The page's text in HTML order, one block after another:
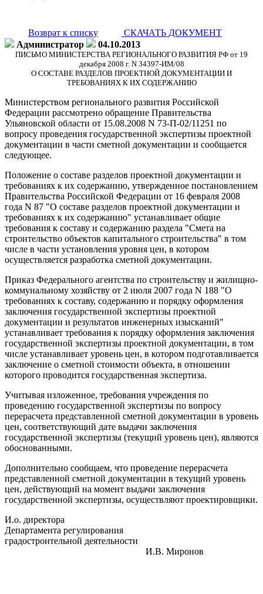
Возврат к списку
СКАЧАТЬ ДОКУМЕНТ
Администратор
04.10.2013
ПИСЬМО МИНИСТЕРСТВА РЕГИОНАЛЬНОГО РАЗВИТИЯ РФ от 19
декабря 2008 г. N 34397-ИМ/08
О СОСТАВЕ РАЗДЕЛОВ ПРОЕКТНОЙ ДОКУМЕНТАЦИИ И
ТРЕБОВАНИЯХ К ИХ СОДЕРЖАНИЮ
Министерством регионального развития Российской
Федерации рассмотрено обращение Правительства
Ульяновской области от 15.08.2008 N 73-П-02/11251 по
вопросу проведения государственной экспертизы проектной
документации в части сметной документации и сообщается
следующее.
Положение о составе разделов проектной документации и
требованиях к их содержанию, утвержденное постановлением
Правительства Российской Федерации от 16 февраля 2008
года N 87 "О составе разделов проектной документации и
требованиях к их содержанию" устанавливает общие
требования к составу и содержанию раздела "Смета на
строительство объектов капитального строительства" в том
числе в части установления уровня цен, в котором
осуществляется разработка сметной документации.
Приказ Федерального агентства по строительству и жилищно-
коммунальному хозяйству от 2 июля 2007 года N 188 "О
требованиях к составу, содержанию и порядку оформления
заключения государственной экспертизы проектной
документации и результатов инженерных изысканий"
устанавливает требования к порядку оформления заключения
государственной экспертизы проектной документации, в том
числе устанавливает уровень цен, в котором подготавливается
заключение о сметной стоимости объекта, в отношении
которого проводится государственная экспертиза.
Учитывая изложенное, требования учреждения по
проведению государственной экспертизы по вопросу
перерасчета представленной сметной документации в уровень
цен, соответствующий дате выдачи заключения
государственной экспертизы (текущий уровень цен), являются
обоснованными.
Дополнительно сообщаем, что проведение перерасчета
представленной сметной документации в текущий уровень
цен, действующий на момент выдачи заключения
государственной экспертизы, осуществляют проектировщики.
И.о. директора
Департамента регулирования
градостроительной деятельности
И.В. Миронов